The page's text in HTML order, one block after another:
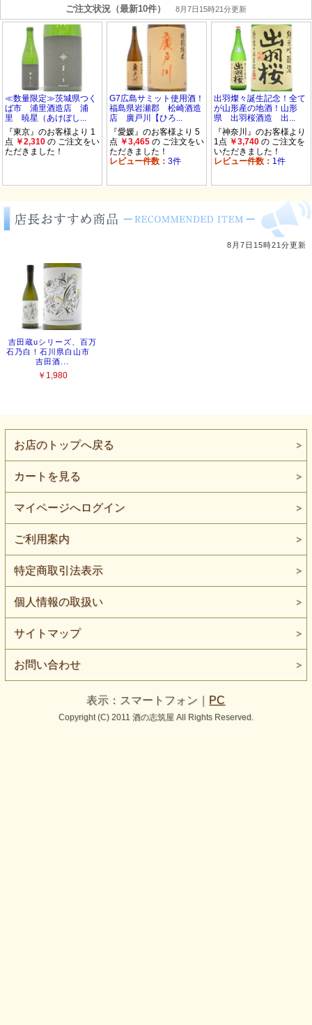
お店のトップへ戻る
カートを見る
マイページへログイン
ご利用案内
特定商取引法表示
個人情報の取扱い
サイトマップ
お問い合わせ
表示：スマートフォン｜ PC
Copyright (C) 2011 酒の志筑屋 All Rights Reserved.